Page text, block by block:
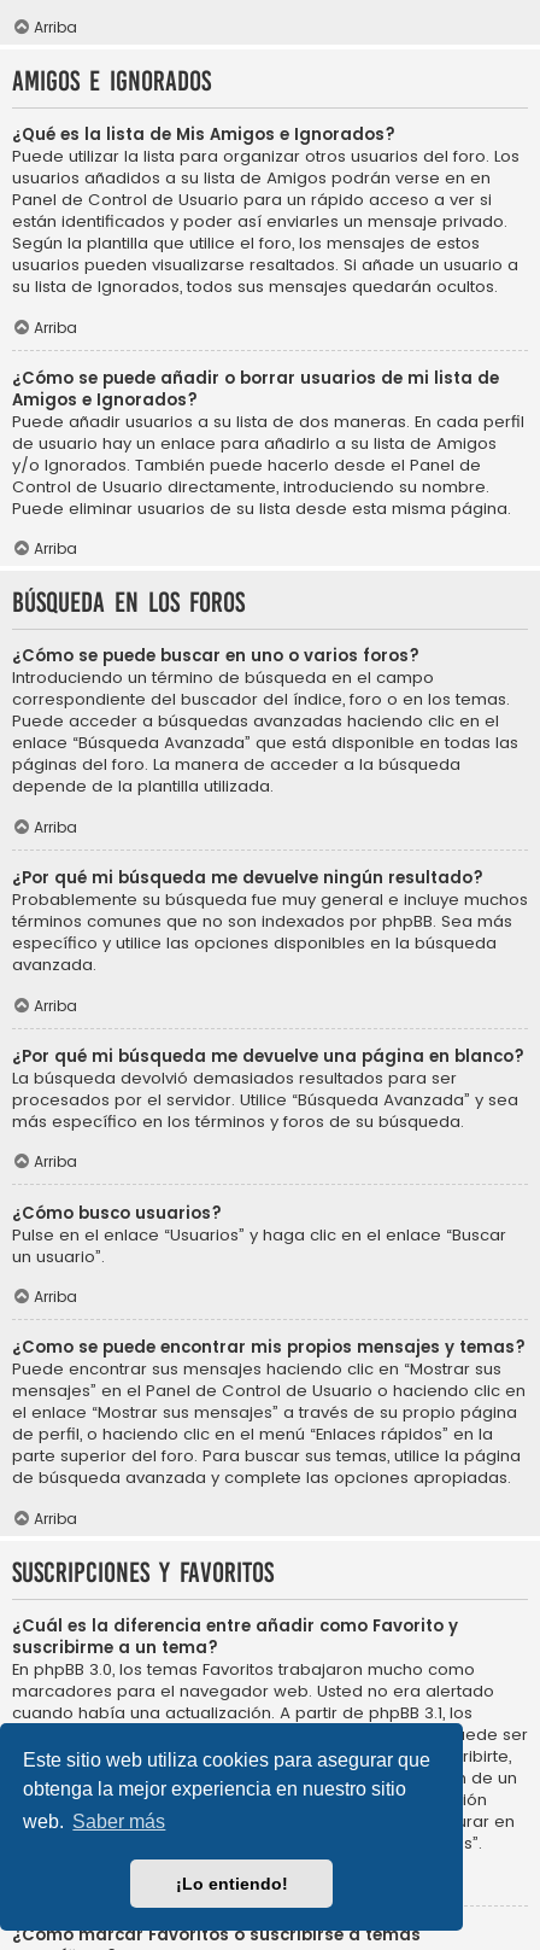
Este sitio web utiliza cookies para asegurar que
obtenga la mejor experiencia en nuestro sitio
web. Saber más
¡Lo entiendo!
Arriba
Amigos e Ignorados
¿Qué es la lista de Mis Amigos e Ignorados?
Puede utilizar la lista para organizar otros usuarios del foro. Los
usuarios añadidos a su lista de Amigos podrán verse en en
Panel de Control de Usuario para un rápido acceso a ver si
están identificados y poder así enviarles un mensaje privado.
Según la plantilla que utilice el foro, los mensajes de estos
usuarios pueden visualizarse resaltados. Si añade un usuario a
su lista de Ignorados, todos sus mensajes quedarán ocultos.
Arriba
¿Cómo se puede añadir o borrar usuarios de mi lista de
Amigos e Ignorados?
Puede añadir usuarios a su lista de dos maneras. En cada perfil
de usuario hay un enlace para añadirlo a su lista de Amigos
y/o Ignorados. También puede hacerlo desde el Panel de
Control de Usuario directamente, introduciendo su nombre.
Puede eliminar usuarios de su lista desde esta misma página.
Arriba
Búsqueda en los foros
¿Cómo se puede buscar en uno o varios foros?
Introduciendo un término de búsqueda en el campo
correspondiente del buscador del índice, foro o en los temas.
Puede acceder a búsquedas avanzadas haciendo clic en el
enlace “Búsqueda Avanzada” que está disponible en todas las
páginas del foro. La manera de acceder a la búsqueda
depende de la plantilla utilizada.
Arriba
¿Por qué mi búsqueda me devuelve ningún resultado?
Probablemente su búsqueda fue muy general e incluye muchos
términos comunes que no son indexados por phpBB. Sea más
específico y utilice las opciones disponibles en la búsqueda
avanzada.
Arriba
¿Por qué mi búsqueda me devuelve una página en blanco?
La búsqueda devolvió demasiados resultados para ser
procesados por el servidor. Utilice “Búsqueda Avanzada” y sea
más específico en los términos y foros de su búsqueda.
Arriba
¿Cómo busco usuarios?
Pulse en el enlace “Usuarios” y haga clic en el enlace “Buscar
un usuario”.
Arriba
¿Como se puede encontrar mis propios mensajes y temas?
Puede encontrar sus mensajes haciendo clic en “Mostrar sus
mensajes” en el Panel de Control de Usuario o haciendo clic en
el enlace “Mostrar sus mensajes” a través de su propio página
de perfil, o haciendo clic en el menú “Enlaces rápidos” en la
parte superior del foro. Para buscar sus temas, utilice la página
de búsqueda avanzada y complete las opciones apropiadas.
Arriba
Suscripciones y Favoritos
¿Cuál es la diferencia entre añadir como Favorito y
suscribirme a un tema?
En phpBB 3.0, los temas Favoritos trabajaron mucho como
marcadores para el navegador web. Usted no era alertado
cuando había una actualización. A partir de phpBB 3.1, los
Favoritos son más como suscribirse a un tema. Usted puede ser
notificado cuando un tema Favorito se actualiza. Al suscribirte,
sin embargo, se le avisará de que hay una actualización de un
tema, o foro en el propio foro. Las opciones de notificación
para los Favoritos y las suscripciones se pueden configurar en
el Panel de Control de Usuario, en “Preferencias de Foros”.
¿Cómo marcar Favoritos o suscribirse a temas